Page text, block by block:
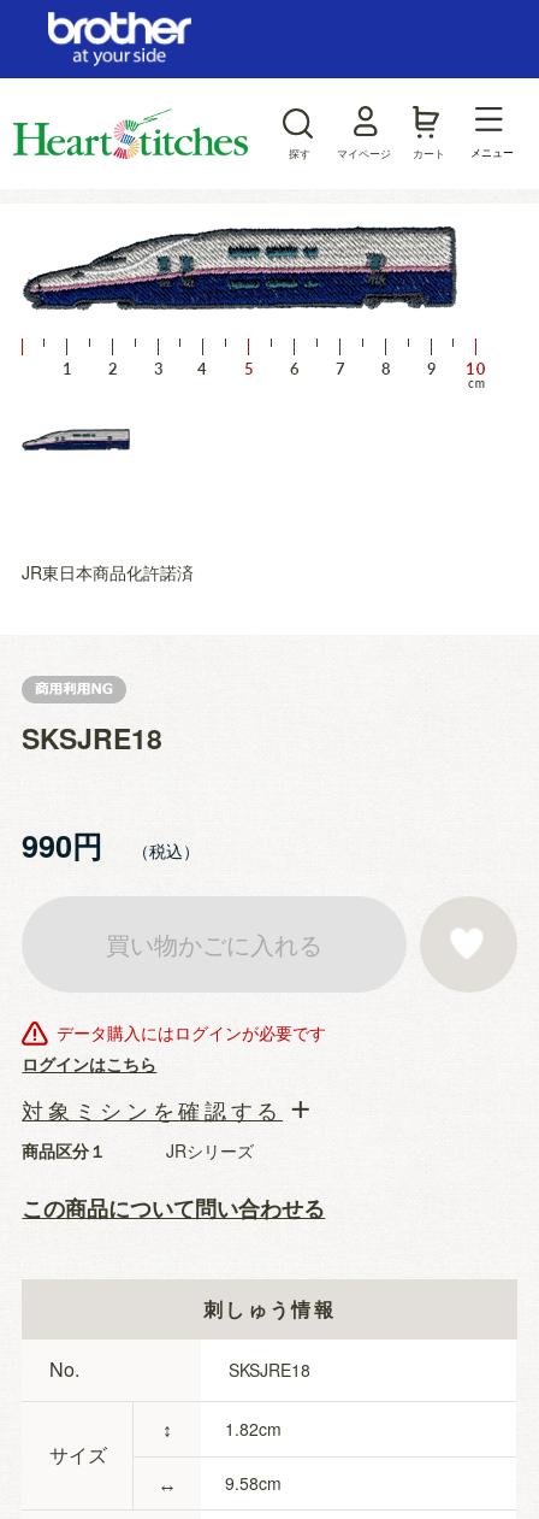
探す マイページ カート メニュー
JR東日本商品化許諾済
SKSJRE18
990円
データ購入にはログインが必要です
買い物かごに入れる
ログインはこちら
お気に入りに登
商品区分１ JRシリーズ
この商品について問い合わせる
対象ミシンを確認する
刺しゅう情報
No. SKSJRE18
サイズ
↕
↔
1.82
9.58
ログイン/新規会員登録
ジャンルから探す